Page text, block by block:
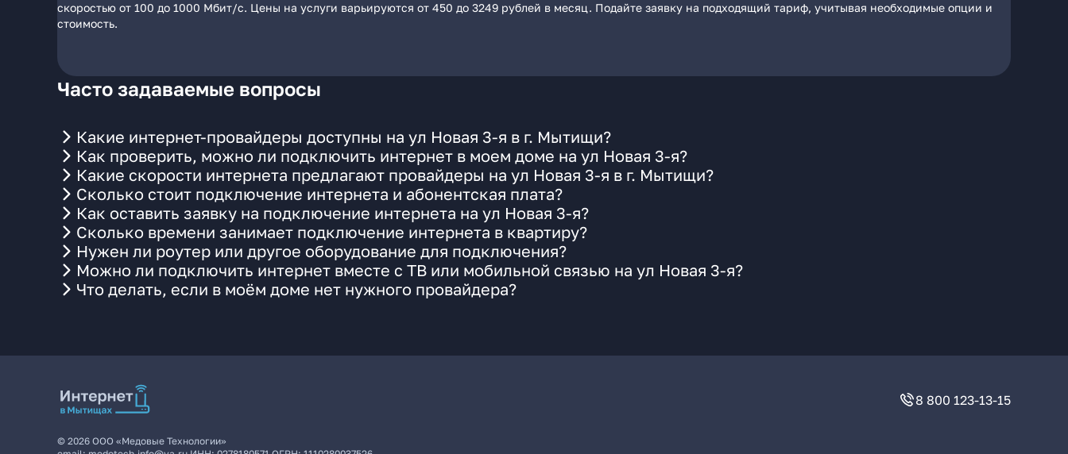
скоростью от 100 до 1000 Мбит/с. Цены на услуги варьируются от 450 до 3249 рублей в месяц. Подайте заявку на подходящий тариф, учитывая необходимые опции и
стоимость.
Часто задаваемые вопросы
Какие интернет-провайдеры доступны на ул Новая 3-я в г. Мытищи?
Как проверить, можно ли подключить интернет в моем доме на ул Новая 3-я?
Какие скорости интернета предлагают провайдеры на ул Новая 3-я в г. Мытищи?
Сколько стоит подключение интернета и абонентская плата?
Как оставить заявку на подключение интернета на ул Новая 3-я?
Сколько времени занимает подключение интернета в квартиру?
Нужен ли роутер или другое оборудование для подключения?
Можно ли подключить интернет вместе с ТВ или мобильной связью на ул Новая 3-я?
Что делать, если в моём доме нет нужного провайдера?
8 800 123-13-15
© 2026 ООО «Медовые Технологии»